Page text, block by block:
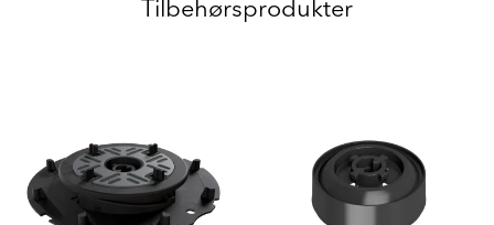
Tilbehørsprodukter